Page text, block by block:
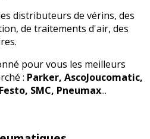
distributeurs de vérins, des
de traitements d'air, des
pour vous les meilleurs
: Parker, AscoJoucomatic,
SMC, Pneumax...